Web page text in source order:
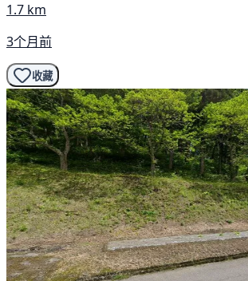
1.7 km
3个月前
收藏